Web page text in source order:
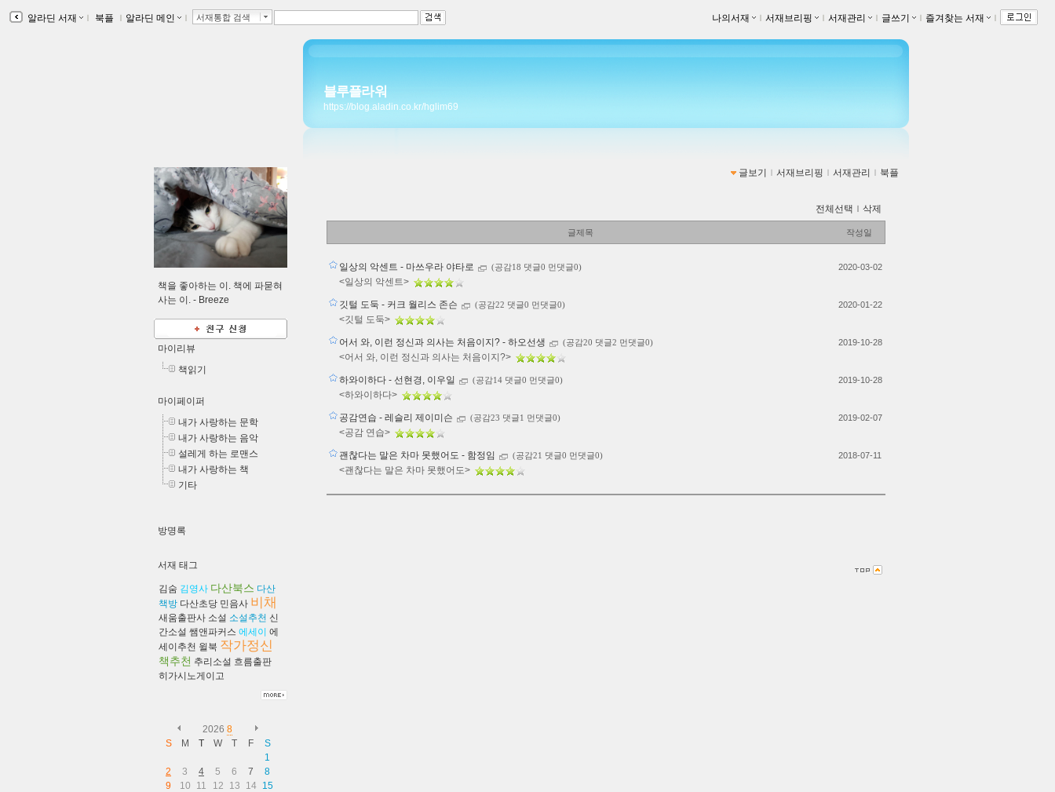
알라딘 서재 ｌ 북플 ｌ 알라딘 메인 ｌ 서재통합 검색 나의서재 ｌ 서재브리핑 ｌ 서재관리 ｌ 글쓰기 ｌ 즐겨찾는 서재 ｌ
블루플라워
https://blog.aladin.co.kr/hglim69
글보기 ｌ 서재브리핑 ｌ 서재관리 ｌ 북플
전체선택 ｌ 삭제
글제목 작성일
일상의 악센트 - 마쓰우라 야타로 (공감18 댓글0 먼댓글0)
<일상의 악센트>
2020-03-02
깃털 도둑 - 커크 월리스 존슨 (공감22 댓글0 먼댓글0)
<깃털 도둑>
2020-01-22
어서 와, 이런 정신과 의사는 처음이지? - 하오선생 (공감20 댓글2 먼댓글0)
<어서 와, 이런 정신과 의사는 처음이지?>
2019-10-28
하와이하다 - 선현경, 이우일 (공감14 댓글0 먼댓글0)
<하와이하다>
2019-10-28
공감연습 - 레슬리 제이미슨 (공감23 댓글1 먼댓글0)
<공감 연습>
2019-02-07
괜찮다는 말은 차마 못했어도 - 함정임 (공감21 댓글0 먼댓글0)
<괜찮다는 말은 차마 못했어도>
2018-07-11
책을 좋아하는 이. 책에 파묻혀
사는 이. - Breeze
마이리뷰
책읽기
마이페이퍼
내가 사랑하는 문학
내가 사랑하는 음악
설레게 하는 로맨스
내가 사랑하는 책
기타
방명록
서재 태그
김숨 김영사 다산북스 다산
책방 다산초당 민음사 비채
새움출판사 소설 소설추천 신
간소설 쌤앤파커스 에세이 에
세이추천 윌북 작가정신
책추천 추리소설 흐름출판
히가시노게이고
2026 8
S
M T W T F
S
1
2
3 4 5 6 7
8
9
10 11 12 13 14
15